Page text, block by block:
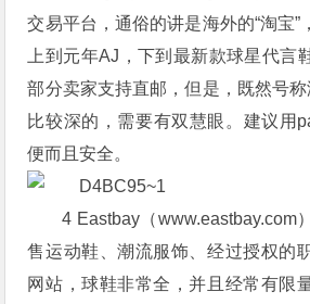
交易平台，通俗的讲是海外的“淘宝”
上到元年AJ，下到最新款球星代言
部分卖家支持直邮，但是，既然号称
比较深的，需要有双慧眼。建议用
便而且安全。
4 Eastbay（www.eastbay.com
售运动鞋、潮流服饰、经过授权的
网站，球鞋非常全，并且经常有限